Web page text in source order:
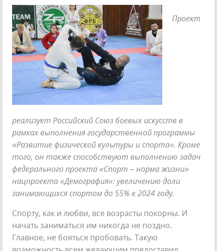
Проект
реализует Российский Союз боевых искусств в
рамках выполнения государственной программы
«Развитие физической культуры и спорта». Кроме
того, он также способствуют выполнению задач
федерального проекта «Спорт – норма жизни»
нацпроекта «Демография»: увеличению доли
занимающихся спортом до 55% к 2024 году.
Спорту, как и любви, все возрасты покорны. И
начать заниматься им никогда не поздно.
Главное, не бояться пробовать. Такую